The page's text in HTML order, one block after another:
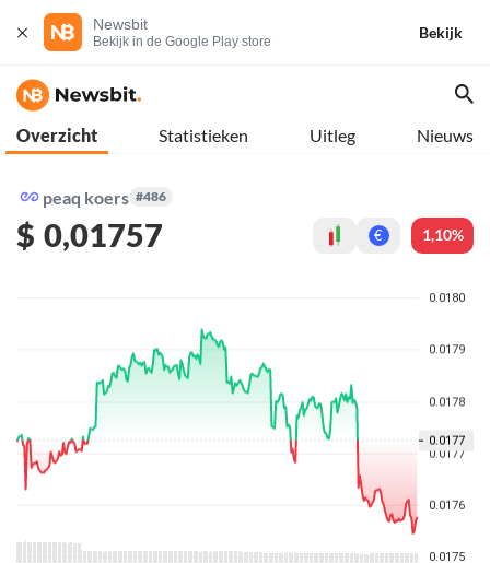
Newsbit
Bekijk in de Google Play store
Bekijk
Overzicht Statistieken Uitleg Nieuws
peaq koers #486
$ 0,01757 € 1,10%